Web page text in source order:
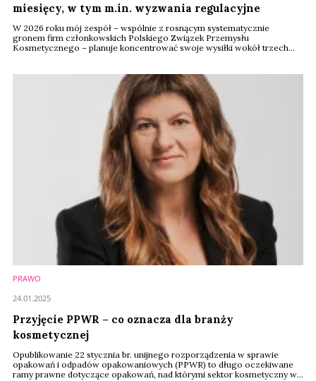
miesięcy, w tym m.in. wyzwania regulacyjne
W 2026 roku mój zespół – wspólnie z rosnącym systematycznie
gronem firm członkowskich Polskiego Związek Przemysłu
Kosmetycznego – planuje koncentrować swoje wysiłki wokół trzech
Justyna Żerańska, dyrektor generalna Polskiego Związku Przemysłu
PRAWO
Przyjęcie PPWR – co oznacza dla branży
kosmetycznej
Opublikowanie 22 stycznia br. unijnego rozporządzenia w sprawie
opakowań i odpadów opakowaniowych (PPWR) to długo oczekiwane
ramy prawne dotyczące opakowań, nad którymi sektor kosmetyczny w
24.01.2025